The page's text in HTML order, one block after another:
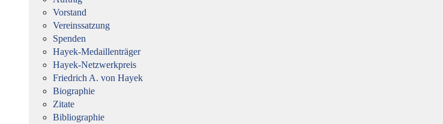
Vorstand
Vereinssatzung
Spenden
Hayek-Medaillenträger
Hayek-Netzwerkpreis
Friedrich A. von Hayek
Biographie
Zitate
Bibliographie